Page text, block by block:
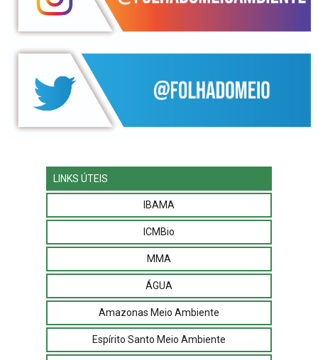
LINKS ÚTEIS
IBAMA
ICMBio
MMA
ÁGUA
Amazonas Meio Ambiente
Espírito Santo Meio Ambiente